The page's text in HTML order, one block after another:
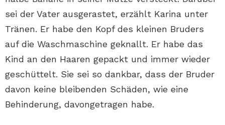
sei der Vater ausgerastet, erzählt Karina unter
Tränen. Er habe den Kopf des kleinen Bruders
auf die Waschmaschine geknallt. Er habe das
Kind an den Haaren gepackt und immer wieder
geschüttelt. Sie sei so dankbar, dass der Bruder
davon keine bleibenden Schäden, wie eine
Behinderung, davongetragen habe.